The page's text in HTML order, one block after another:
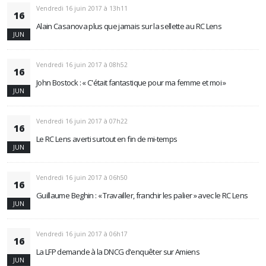
16
JUN
Vendredi 16 juin 2017 à 13h11
Alain Casanova plus que jamais sur la sellette au RC Lens
16
JUN
Vendredi 16 juin 2017 à 08h52
John Bostock : « C'était fantastique pour ma femme et moi »
16
JUN
Vendredi 16 juin 2017 à 07h22
Le RC Lens averti surtout en fin de mi-temps
16
JUN
Vendredi 16 juin 2017 à 06h50
Guillaume Beghin : « Travailler, franchir les palier » avec le RC Lens
16
JUN
Vendredi 16 juin 2017 à 06h17
La LFP demande à la DNCG d'enquêter sur Amiens